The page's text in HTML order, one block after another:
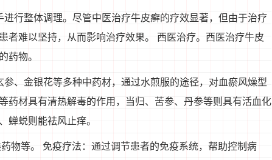
行整体调理。尽管中医治疗牛皮癣的疗效显著，但由于治疗
者难以坚持，从而影响治疗效果。 西医治疗。西医治疗牛皮
药物。
、金银花等多种中药材，通过水煎服的途径，对血瘀风燥型
药材具有清热解毒的作用，当归、苦参、丹参等则具有活血化
蝉蜕则能祛风止痒。
物等。 免疫疗法：通过调节患者的免疫系统，帮助控制病